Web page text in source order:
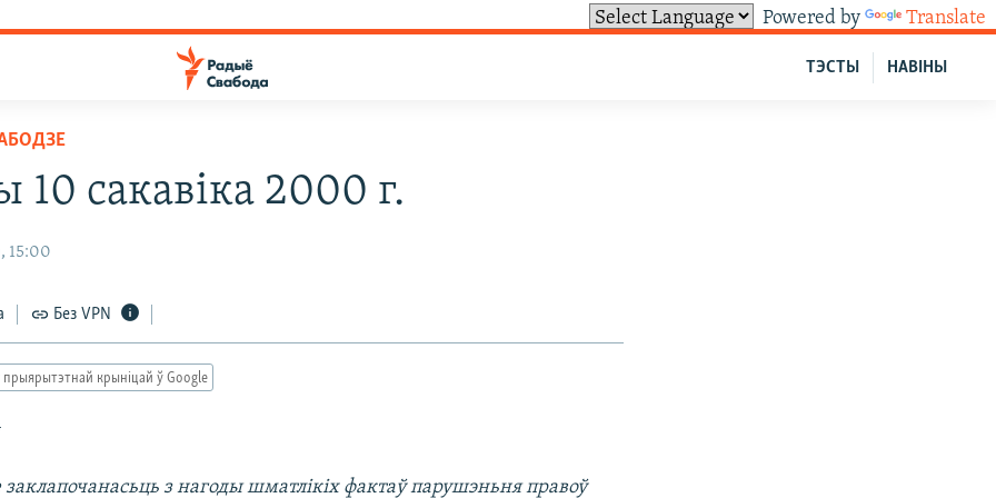
Powered by Translate
НАВІНЫ
ТЭСТЫ
10 сакавіка 2000 г.
15:00
Без VPN
прыярытэтнай крыніцай ў Google
з нагоды шматлікіх фактаў парушэньня правоў